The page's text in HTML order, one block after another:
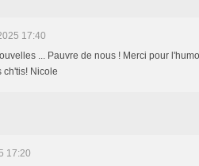
17:40
... Pauvre de nous ! Merci pour
ch'tis! Nicole
17:20